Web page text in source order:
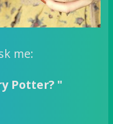
me:
Potter? "